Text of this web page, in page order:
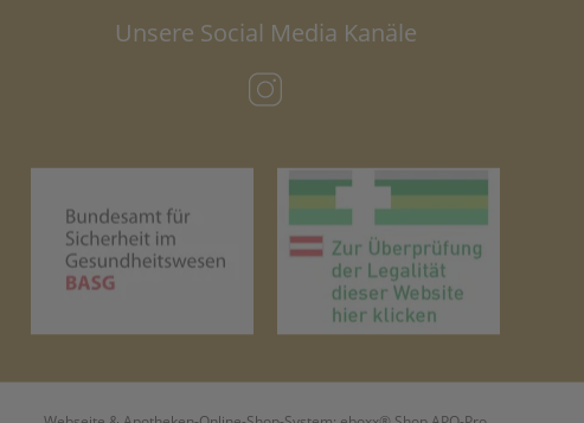
Unsere Social Media Kanäle
(öffnet in neuem Tab)